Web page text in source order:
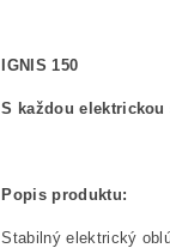
IGNIS 150
S každou
Popis produktu:
Stabilný elektrický